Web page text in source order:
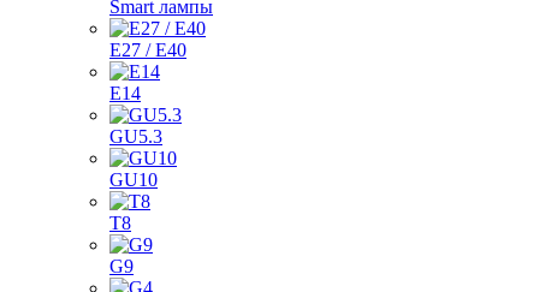
Smart лампы
E27 / E40
E14
GU5.3
GU10
T8
G9